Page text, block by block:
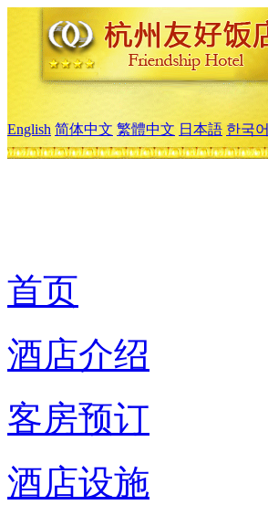
English 简体中文 繁體中文 日本語 한국어
首页
酒店介绍
客房预订
酒店设施